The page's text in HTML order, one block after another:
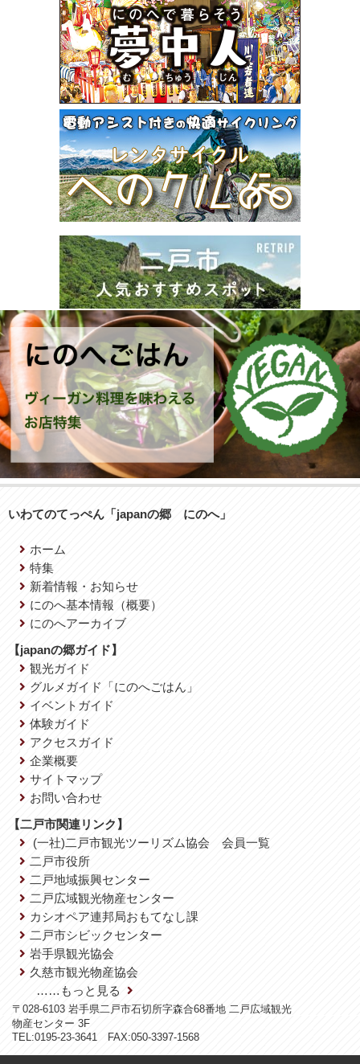
いわてのてっぺん「japanの郷 にのへ」
ホーム
特集
新着情報・お知らせ
にのへ基本情報（概要）
にのへアーカイブ
【japanの郷ガイド】
観光ガイド
グルメガイド「にのへごはん」
イベントガイド
体験ガイド
アクセスガイド
企業概要
サイトマップ
お問い合わせ
【二戸市関連リンク】
(一社)二戸市観光ツーリズム協会 会員一覧
二戸市役所
二戸地域振興センター
二戸広域観光物産センター
カシオペア連邦局おもてなし課
二戸市シビックセンター
岩手県観光協会
久慈市観光物産協会
……もっと見る
〒028-6103 岩手県二戸市石切所字森合68番地 二戸広域観光
物産センター 3F
TEL:0195-23-3641 FAX:050-3397-1568